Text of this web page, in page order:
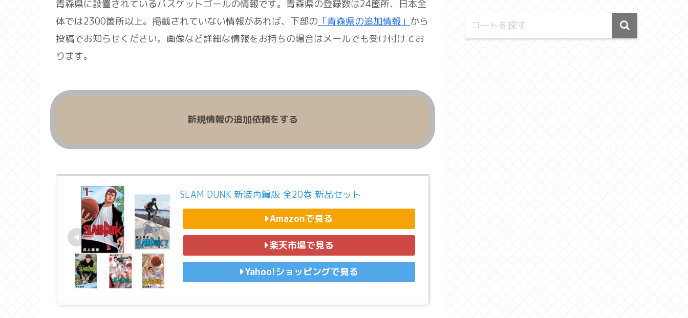
青森県に設置されているバスケットゴールの情報です。青森県の登録数は24箇所、日本全
体では2300箇所以上。掲載されていない情報があれば、下部の 「青森県の追加情報」 から
投稿でお知らせください。画像など詳細な情報をお持ちの場合はメールでも受け付けてお
ります。
新規情報の追加依頼をする
SLAM DUNK 新装再編版 全20巻 新品セット
Amazonで見る
楽天市場で見る
Yahoo!ショッピングで見る